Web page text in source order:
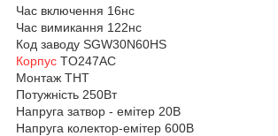
Час включення 16нс
Час вимикання 122нс
Код заводу SGW30N60HS
Корпус TO247AC
Монтаж THT
Потужність 250Вт
Напруга затвор - емітер 20В
Напруга колектор-емітер 600В